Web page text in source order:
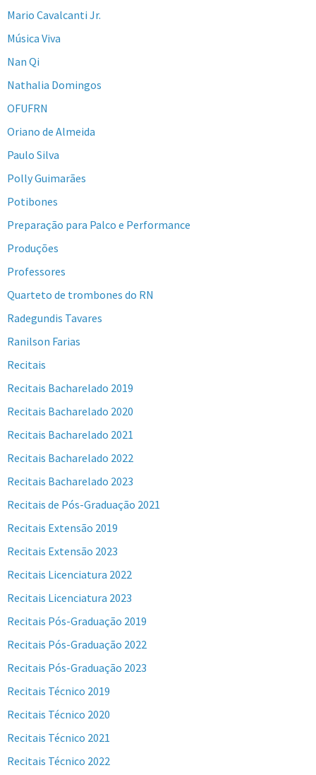
Mario Cavalcanti Jr.
Música Viva
Nan Qi
Nathalia Domingos
OFUFRN
Oriano de Almeida
Paulo Silva
Polly Guimarães
Potibones
Preparação para Palco e Performance
Produções
Professores
Quarteto de trombones do RN
Radegundis Tavares
Ranilson Farias
Recitais
Recitais Bacharelado 2019
Recitais Bacharelado 2020
Recitais Bacharelado 2021
Recitais Bacharelado 2022
Recitais Bacharelado 2023
Recitais de Pós-Graduação 2021
Recitais Extensão 2019
Recitais Extensão 2023
Recitais Licenciatura 2022
Recitais Licenciatura 2023
Recitais Pós-Graduação 2019
Recitais Pós-Graduação 2022
Recitais Pós-Graduação 2023
Recitais Técnico 2019
Recitais Técnico 2020
Recitais Técnico 2021
Recitais Técnico 2022